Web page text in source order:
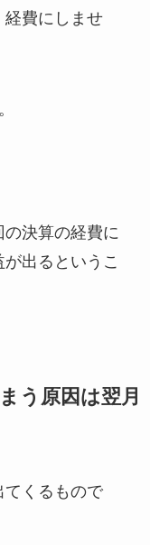
経費にしませ
決算の経費に
出るというこ
う原因は翌月
てくるもので